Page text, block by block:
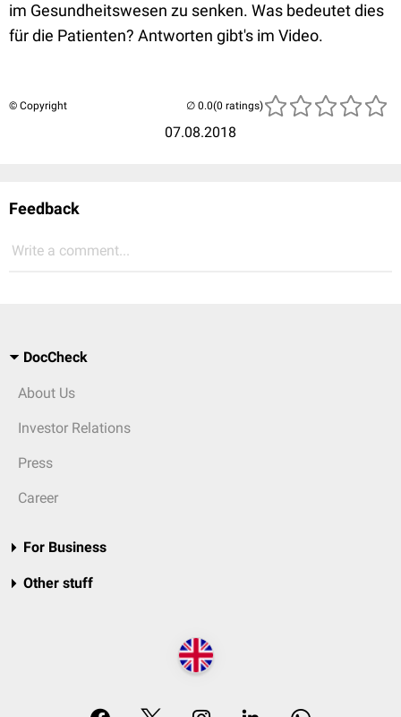
im Gesundheitswesen zu senken. Was bedeutet dies
für die Patienten? Antworten gibt's im Video.
© Copyright
07.08.2018
(0 ratings)
Feedback
Write a comment...
DocCheck
About Us
Investor Relations
Press
Career
For Business
Other stuff